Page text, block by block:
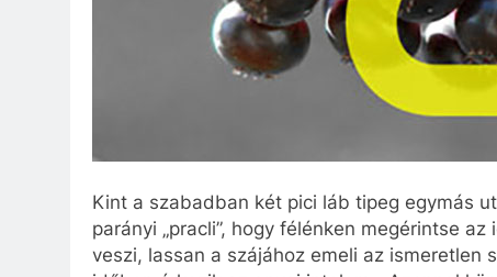
Kint a szabadban két pici láb tipeg egymás
parányi „pracli”, hogy félénken megérintse
veszi, lassan a szájához emeli az